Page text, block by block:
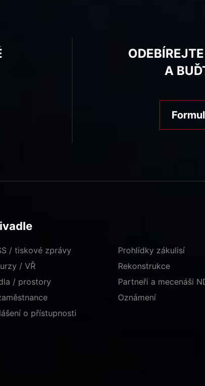
A
/ tiskové zprávy
/ VŘ
/ prostory
Prohlídky zákulisí
Rekonstrukce
Partneři a mecenáši
Oznámení
o přístupnosti